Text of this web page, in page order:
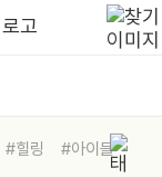
#힐링
#아이들